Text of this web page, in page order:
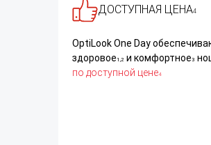
ДОСТУПНАЯ ЦЕНА4
OptiLook One Day
здоровое1,2 и комфортное3
по доступной цене4